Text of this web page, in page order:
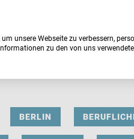
BERLIN
unsere Webseite zu verbessern,
zu den von uns